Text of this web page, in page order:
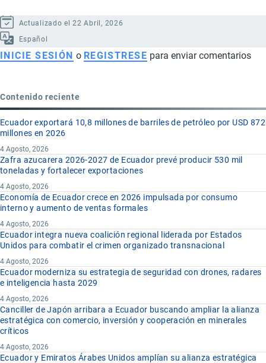
Actualizado el 22 Abril, 2026
Español
INICIE SESIÓN o REGISTRESE para enviar comentarios
Contenido reciente
Ecuador exportará 10,8 millones de barriles de petróleo por USD 872
millones en 2026
4 Agosto, 2026
Zafra azucarera 2026-2027 de Ecuador prevé producir 530 mil
toneladas y fortalecer exportaciones
4 Agosto, 2026
Economía de Ecuador crece en 2026 impulsada por consumo
interno y aumento de ventas formales
4 Agosto, 2026
Ecuador integra nueva coalición regional liderada por Estados
Unidos para combatir el crimen organizado transnacional
4 Agosto, 2026
Ecuador moderniza su estrategia de seguridad con drones, radares
e inteligencia hasta 2029
4 Agosto, 2026
Canciller de Japón arribara a Ecuador buscando ampliar la alianza
estratégica con comercio, inversión y cooperación en minerales
críticos
4 Agosto, 2026
Ecuador y Emiratos Árabes Unidos amplían su alianza estratégica